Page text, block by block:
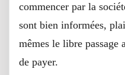
commencer par la
sont bien informées,
mêmes le libre passage
de payer.